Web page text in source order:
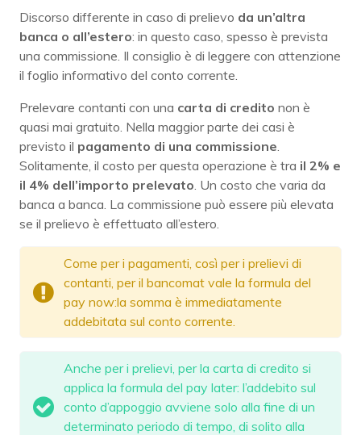
Discorso differente in caso di prelievo da un’altra
banca o all’estero: in questo caso, spesso è prevista
una commissione. Il consiglio è di leggere con attenzione
il foglio informativo del conto corrente.
Prelevare contanti con una carta di credito non è
quasi mai gratuito. Nella maggior parte dei casi è
previsto il pagamento di una commissione
Solitamente, il costo per questa operazione è tra il 2% e
il 4% dell’importo prelevato . Un costo che varia da
banca a banca. La commissione può essere più elevata
se il prelievo è effettuato all’estero.
Come per i pagamenti, così per i prelievi di
contanti, per il bancomat vale la formula del
pay now:la somma è immediatamente
addebitata sul conto corrente.
Anche per i prelievi, per la carta di credito si
applica la formula del pay later: l’addebito sul
conto d’appoggio avviene solo alla fine di un
determinato periodo di tempo, di solito alla